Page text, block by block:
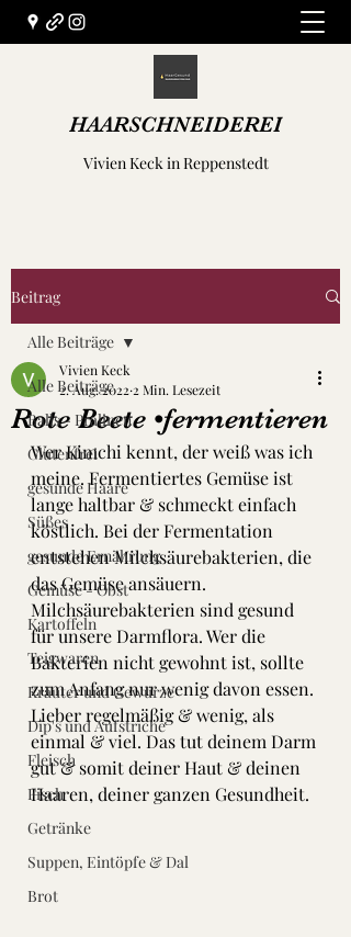
HAARSCHNEIDEREI
Vivien Keck in Reppenstedt
Beitrag
Alle Beiträge
Balls - Pralinen
Glutenfrei
gesunde Haare
Süßes
gesunde Ernährung
Gemüse - Obst
Kartoffeln
Teigwaren
Kräuter und Gewürze
Dip's und Aufstriche
Fleisch
Fisch
Getränke
Suppen, Eintöpfe & Dal
Brot
Alle Beiträge
Rote Beete •fermentieren
Vivien Keck
2. Aug. 2022 2 Min. Lesezeit
Wer Kimchi kennt, der weiß was ich
meine. Fermentiertes Gemüse ist
lange haltbar & schmeckt einfach
köstlich. Bei der Fermentation
entstehen Milchsäurebakterien, die
das Gemüse ansäuern.
Milchsäurebakterien sind gesund
für unsere Darmflora. Wer die
Bakterien nicht gewohnt ist, sollte
zum Anfang nur wenig davon essen.
Lieber regelmäßig & wenig, als
einmal & viel. Das tut deinem Darm
gut & somit deiner Haut & deinen
Haaren, deiner ganzen Gesundheit.